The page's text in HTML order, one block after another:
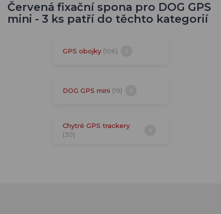
Červená fixační spona pro DOG GPS
mini - 3 ks patří do těchto kategorií
GPS obojky (106)
DOG GPS mini (19)
Chytré GPS trackery
(30)